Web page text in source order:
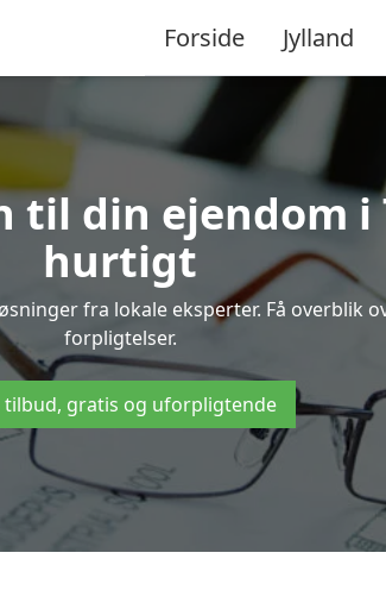
Forside Jylland
til din ejendom i
hurtigt
fra lokale eksperter. Få overblik
forpligtelser.
tilbud, gratis og uforpligtende